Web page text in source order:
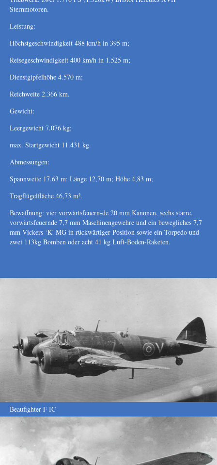
Sternmotoren.
Leistung:
Höchstgeschwindigkeit 488 km/h in 395 m;
Reisegeschwindigkeit 400 km/h in 1.525 m;
Dienstgipfelhöhe 4.570 m;
Reichweite 2.366 km.
Gewicht:
Leergewicht 7.076 kg;
max. Startgewicht 11.431 kg.
Abmessungen:
Spannweite 17,63 m; Länge 12,70 m; Höhe 4,83 m;
Tragflügelfläche 46,73 m².
Bewaffnung: vier vorwärtsfeuern-de 20 mm Kanonen, sechs starre,
vorwärtsfeuernde 7,7 mm Maschinengewehre und ein bewegliches 7,7
mm Vickers ‘K' MG in rückwärtiger Position sowie ein Torpedo und
zwei 113kg Bomben oder acht 41 kg Luft-Boden-Raketen.
Beaufighter F IC